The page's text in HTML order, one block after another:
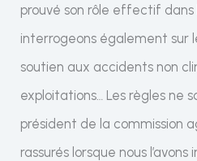
prouvé son rôle effectif dans
interrogeons également sur
soutien aux accidents non
exploitations… Les règles ne
président de la commission
rassurés lorsque nous